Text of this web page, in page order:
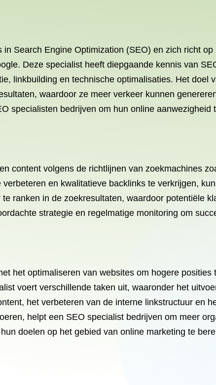
Search Engine Optimization (SEO) en zich richt
Deze specialist heeft diepgaande kennis van
linkbuilding en technische optimalisaties. Het doel
waardoor ze meer verkeer kunnen
specialisten bedrijven om hun online aanwezigheid
content volgens de richtlijnen van zoekmachines
en kwalitatieve backlinks te verkrijgen,
ranken in de zoekresultaten, waardoor potentiële
strategie en regelmatige monitoring om
het optimaliseren van websites om hogere posities
voert verschillende taken uit, waaronder het
het verbeteren van de interne linkstructuur en
helpt een SEO specialist bedrijven om meer
doelen op het gebied van online marketing te